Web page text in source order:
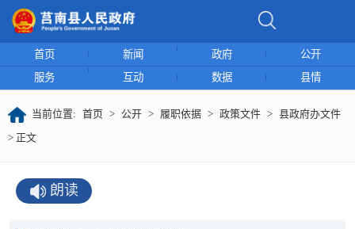
首页 新闻 政府
公开
服务
互动 数据 县情
当前位置: 首页 > 公开 > 履职依据 > 政策文件 > 县政府办文件
> 正文
朗读